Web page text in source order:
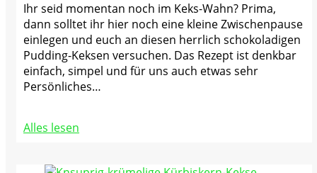
Ihr seid momentan noch im Keks-Wahn? Prima,
dann solltet ihr hier noch eine kleine Zwischenpause
einlegen und euch an diesen herrlich schokoladigen
Pudding-Keksen versuchen. Das Rezept ist denkbar
einfach, simpel und für uns auch etwas sehr
Persönliches…
Alles lesen